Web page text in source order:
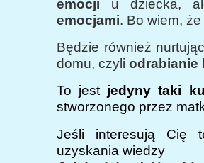
emocji u dziecka,
emocjami. Bo wiem,
Będzie również
domu, czyli odrabianie
To jestjedyny taki
stworzonego przez
Jeśli interesują Cię
uzyskania wiedzy